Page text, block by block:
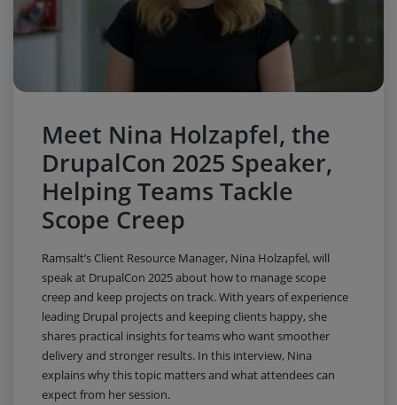
Meet Nina Holzapfel, the
DrupalCon 2025 Speaker,
Helping Teams Tackle
Scope Creep
Ramsalt’s Client Resource Manager, Nina Holzapfel, will
speak at DrupalCon 2025 about how to manage scope
creep and keep projects on track. With years of experience
leading Drupal projects and keeping clients happy, she
shares practical insights for teams who want smoother
delivery and stronger results. In this interview, Nina
explains why this topic matters and what attendees can
expect from her session.